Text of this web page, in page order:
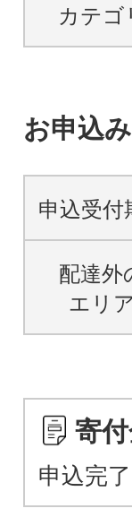
カテゴ
お申込
申込受付
配達外
エリア
寄
申込完